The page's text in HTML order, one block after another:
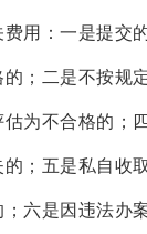
用：一是提交
；二是不按规
为不合格的；
；五是私自收
六是因违法办